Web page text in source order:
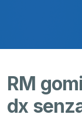
RM
dx